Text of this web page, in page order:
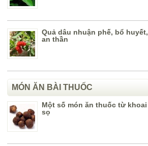
Quả dâu nhuận phế, bổ huyết,
an thần
MÓN ĂN BÀI THUỐC
Một số món ăn thuốc từ khoai
sọ